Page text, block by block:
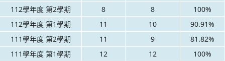
112學年度 第2學期
8 8
100%
112學年度 第1學期
11 10
90.91%
111學年度 第2學期
11 9
81.82%
111學年度 第1學期
12 12
100%